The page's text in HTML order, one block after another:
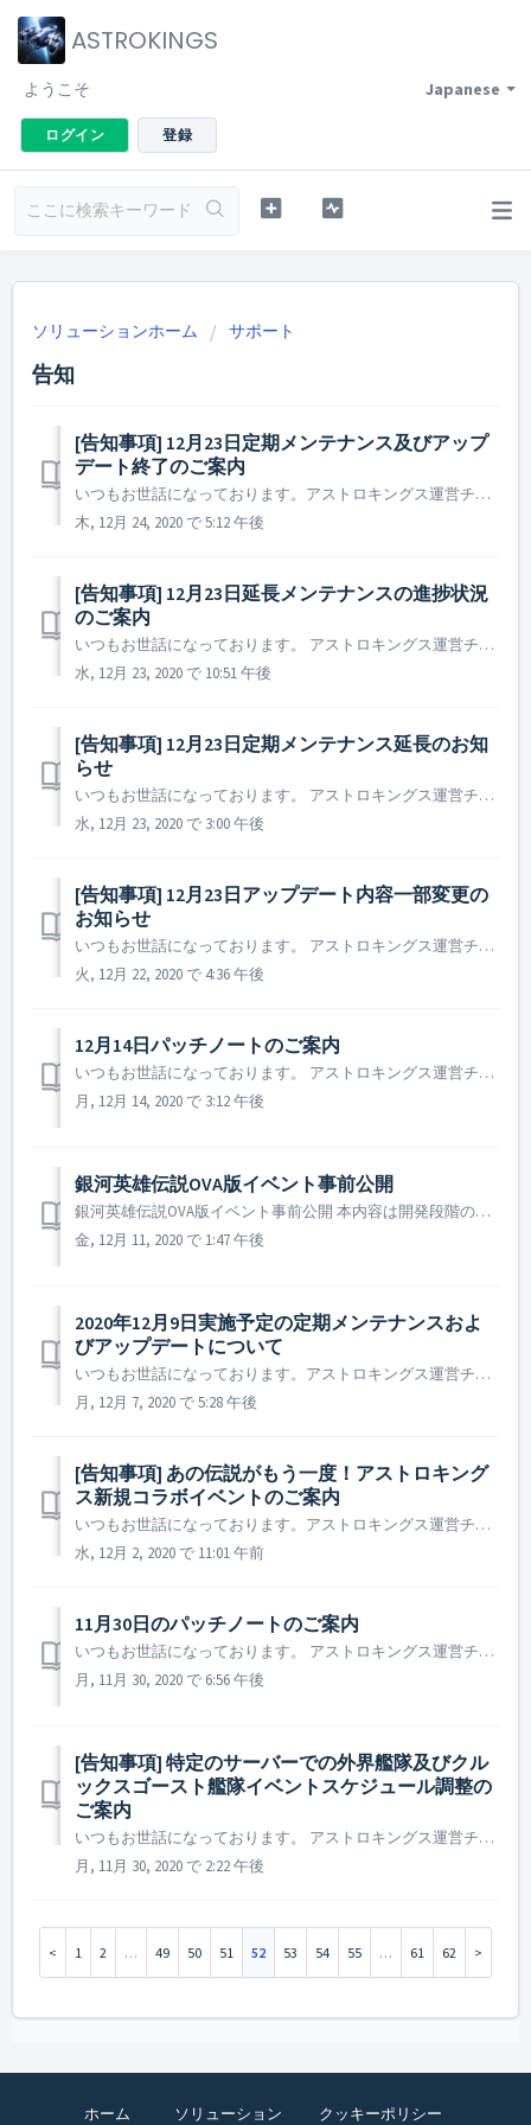
ASTROKINGS
Japanese
ようこそ
ログイン 登録
ソリューションホーム サポート
告知
[告知事項] 12月23日定期メンテナンス及びアップ
デート終了のご案内
いつもお世話になっております。アストロキングス運営チームです。 本日(2020年12月23日)実施しました定期メンテナンスおよびアップデート作業の終了時刻が予定より遅れてしまい、多大なるご迷惑をおかけしましたことを心よりお詫び申し上げます。 本日のメンテナンス時間延長の理由は、Googleストアの検収および...
木, 12月 24, 2020 で 5:12 午後
[告知事項] 12月23日延長メンテナンスの進捗状況
のご案内
いつもお世話になっております。 アストロキングス運営チームです。 本日(2020年12月23日)に実施しました定期メンテナンス及びアップデートの延長により、サービスご利用にご不便をお掛けしており大変申し訳ございません。 深くお詫び申し上げます。 現在、Googleストアに対し引き続き確認及び...
水, 12月 23, 2020 で 10:51 午後
[告知事項] 12月23日定期メンテナンス延長のお知
らせ
いつもお世話になっております。 アストロキングス運営チームです。 本日(2020年12月23日)の定期メンテナンス及びアップデートのレビュー審査、ファイル登録要請は正常に終了しましたが、 Googleストアのファイル登録の遅延により、メンテナンスが延長となります旨、ご案内致します。 ※ 早急...
水, 12月 23, 2020 で 3:00 午後
[告知事項] 12月23日アップデート内容一部変更の
お知らせ
いつもお世話になっております。 アストロキングス運営チームです。 2020年12月23日に実施予定のアップデート内容のうち、一部変更がありご案内いたします。 ※本告知は事前告知であるため、諸事情により内容が一部変更となる場合があります。その際は事前にご案内いたします。 2. 銀...
火, 12月 22, 2020 で 4:36 午後
12月14日パッチノートのご案内
いつもお世話になっております。 アストロキングス運営チームです。 本日(12月14日)に行われたパッチノートについてご案内致します。 ▶️ 12月14日パッチノートのご案内 - フェンリスパックの内容変更 ※ 参考事項 - フェンリスパックの内容が変更される前にご購入いただい...
月, 12月 14, 2020 で 3:12 午後
銀河英雄伝説OVA版イベント事前公開
銀河英雄伝説OVA版イベント事前公開 本内容は開発段階のもので、実際のアップデートでは一部内容が変更となる場合があります。 1.イベント期間 2020年12月23日(水)メンテナンス後 ~ 2021年1月20日(水)まで 2.イベント期間に登場する限定英雄 以下の限定英雄はイ...
金, 12月 11, 2020 で 1:47 午後
2020年12月9日実施予定の定期メンテナンスおよ
びアップデートについて
いつもお世話になっております。アストロキングス運営チームです。 2020年12月9日に実施予定の定期メンテナンスとアップデートの内容についてご案内いたします。 ※本告知は事前告知であるため諸事情により一部内容が変更となる場合があります。その際は事前にご案内いたします。 ▶ 2020年12月9日実施予定の定...
月, 12月 7, 2020 で 5:28 午後
[告知事項] あの伝説がもう一度！アストロキング
ス新規コラボイベントのご案内
いつもお世話になっております。アストロキングス運営チームです。 前回実施しましたコラボアンケートの結果、司令官の皆様が期待されてきたコラボが開催決定となりました。 不朽の名作「銀河英雄伝説」の英雄たちがアストロキングスの銀河系に登場します。 原作シリーズの感動をアストロキングスで再びご堪能ください！ ...
水, 12月 2, 2020 で 11:01 午前
11月30日のパッチノートのご案内
いつもお世話になっております。 アストロキングス運営チームです。 本日(11月30日)に行われたパッチノートについてご案内致します。 ▶️ 11月30日のパッチノートのご案内 - 司令官名及びチャットのNGワードリスト変更 ※ 参考事項 - 本日(11月30日)に行われてたパ...
月, 11月 30, 2020 で 6:56 午後
[告知事項] 特定のサーバーでの外界艦隊及びクル
ックスゴースト艦隊イベントスケジュール調整の
ご案内
いつもお世話になっております。 アストロキングス運営チームです。 11月25日のアップデート後に追加された「クルックスゴースト艦隊」の初回イベント進行と関連して 特定のサーバーにおいて問題が発生していたことを確認致しました。 サーバー内のコンテンツ利用においてご不便をお掛けし誠に申し訳ござい...
月, 11月 30, 2020 で 2:22 午後
1 2 … 49 50 51 52 53 54 55 … 61 62
ホーム ソリューション クッキーポリシー